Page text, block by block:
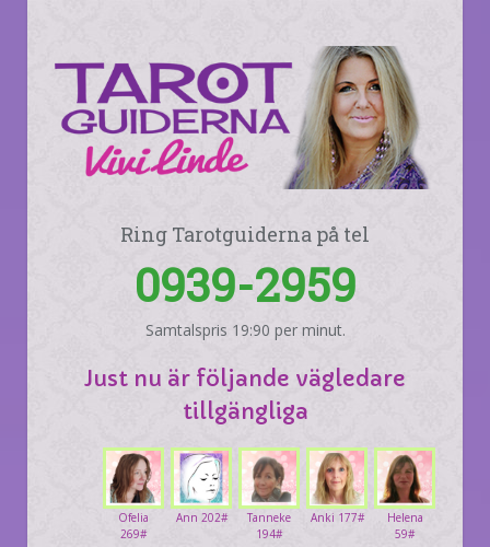
Ring Tarotguiderna på tel
0939-2959
Samtalspris 19:90 per minut.
Just nu är följande vägledare
tillgängliga
Helena
59#
Anki 177#
Tanneke
194#
Ann 202#
Ofelia
269#